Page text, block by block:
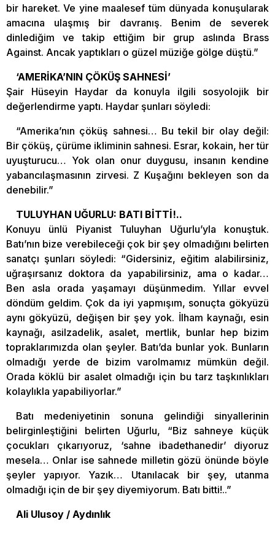
bir hareket. Ve yine maalesef tüm dünyada konuşularak
amacına ulaşmış bir davranış. Benim de severek
dinlediğim ve takip ettiğim bir grup aslında Brass
Against. Ancak yaptıkları o güzel müziğe gölge düştü.”
‘AMERİKA’NIN ÇÖKÜŞ SAHNESİ’
Şair Hüseyin Haydar da konuyla ilgili sosyolojik bir
değerlendirme yaptı. Haydar şunları söyledi:
“Amerika’nın çöküş sahnesi… Bu tekil bir olay değil:
Bir çöküş, çürüme ikliminin sahnesi. Esrar, kokain, her tür
uyuşturucu… Yok olan onur duygusu, insanın kendine
yabancılaşmasının zirvesi. Z Kuşağını bekleyen son da
denebilir.”
TULUYHAN UĞURLU: BATI BİTTİ!..
Konuyu ünlü Piyanist Tuluyhan Uğurlu’yla konuştuk.
Batı’nın bize verebileceği çok bir şey olmadığını belirten
sanatçı şunları söyledi: “Gidersiniz, eğitim alabilirsiniz,
uğraşırsanız doktora da yapabilirsiniz, ama o kadar…
Ben asla orada yaşamayı düşünmedim. Yıllar evvel
döndüm geldim. Çok da iyi yapmışım, sonuçta gökyüzü
aynı gökyüzü, değişen bir şey yok. İlham kaynağı, esin
kaynağı, asilzadelik, asalet, mertlik, bunlar hep bizim
topraklarımızda olan şeyler. Batı’da bunlar yok. Bunların
olmadığı yerde de bizim varolmamız mümkün değil.
Orada köklü bir asalet olmadığı için bu tarz taşkınlıkları
kolaylıkla yapabiliyorlar.”
Batı medeniyetinin sonuna gelindiği sinyallerinin
belirginleştiğini belirten Uğurlu, “Biz sahneye küçük
çocukları çıkarıyoruz, ‘sahne ibadethanedir’ diyoruz
mesela… Onlar ise sahnede milletin gözü önünde böyle
şeyler yapıyor. Yazık… Utanılacak bir şey, utanma
olmadığı için de bir şey diyemiyorum. Batı bitti!..”
Ali Ulusoy / Aydınlık